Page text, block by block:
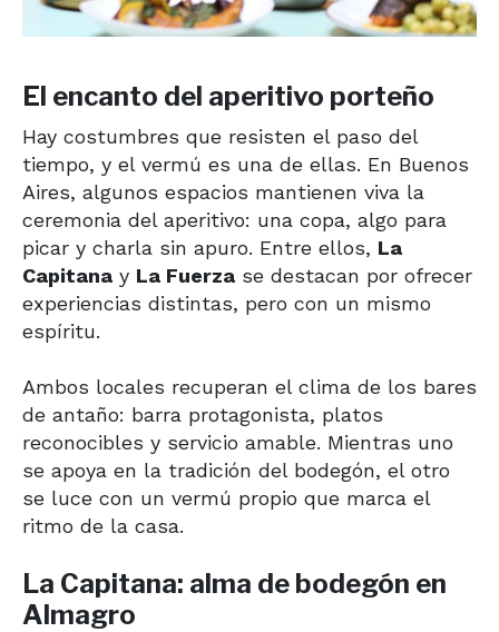
El encanto del aperitivo porteño
Hay costumbres que resisten el paso del
tiempo, y el vermú es una de ellas. En Buenos
Aires, algunos espacios mantienen viva la
ceremonia del aperitivo: una copa, algo para
picar y charla sin apuro. Entre ellos, La
Capitana y La Fuerza se destacan por ofrecer
experiencias distintas, pero con un mismo
espíritu.
Ambos locales recuperan el clima de los bares
de antaño: barra protagonista, platos
reconocibles y servicio amable. Mientras uno
se apoya en la tradición del bodegón, el otro
se luce con un vermú propio que marca el
ritmo de la casa.
La Capitana: alma de bodegón en
Almagro